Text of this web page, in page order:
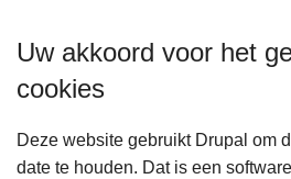
Uw akkoord voor het
cookies
Deze website gebruikt Drupal om
date te houden. Dat is een